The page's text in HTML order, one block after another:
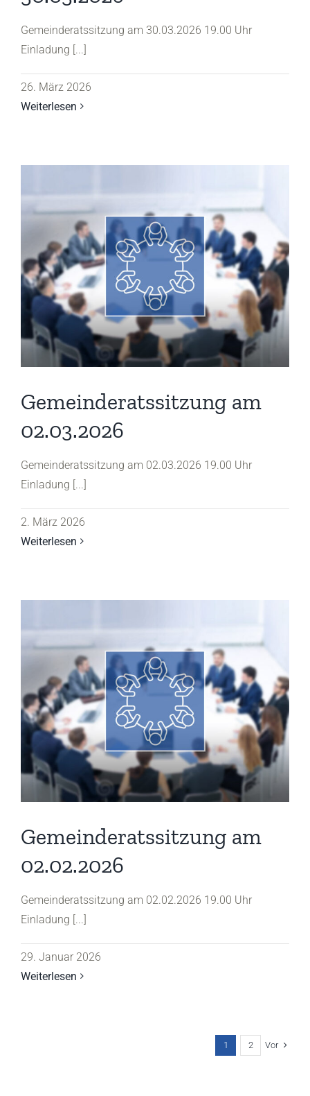
Gemeinderatssitzung am 30.03.2026 19.00 Uhr
Einladung [...]
26. März 2026
Weiterlesen
Gemeinderatssitzung am
02.03.2026
Gemeinderatssitzung am 02.03.2026 19.00 Uhr
Einladung [...]
2. März 2026
Weiterlesen
Gemeinderatssitzung am
02.02.2026
Gemeinderatssitzung am 02.02.2026 19.00 Uhr
Einladung [...]
29. Januar 2026
Weiterlesen
1 2 Vor